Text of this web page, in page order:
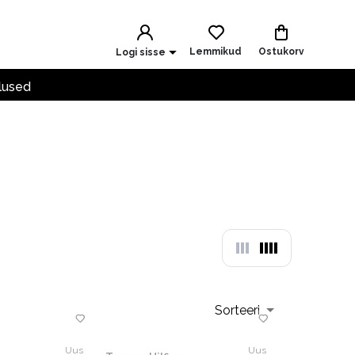
Logi sisse Lemmikud Ostukorv
Sorteeri
Uus Uus